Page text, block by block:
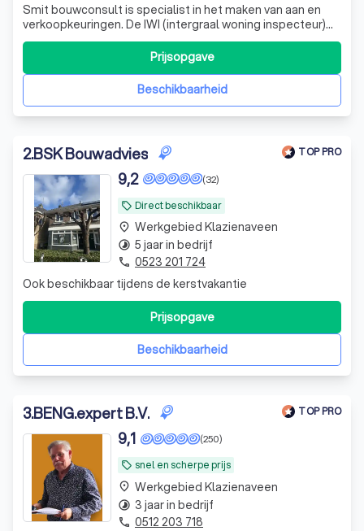
Smit bouwconsult is specialist in het maken van aan en
verkoopkeuringen. De IWI (intergraal woning inspecteur)
neemt de tijd de woning grondig te inspecteren volgens
de landelijke norm NTA8060 en maakt op basis van
feitelijke bevindingen een duidelijk rapport op voor de
opdrachtgever. Verder kunt uBeschikbaarheid
Prijsopgave
2.BSK Bouwadvies TOP PRO
local_offer Direct beschikbaar
(32)
9,2
Ook beschikbaar tijdens de kerstvakantie
Beschikbaarheid
Prijsopgave
place Werkgebied Klazienaveen
timelapse 5 jaar in bedrijf
phone 0523 201 724
3.BENG.expert B.V. TOP PRO
local_offer snel en scherpe prijs
(250)
9,1
place Werkgebied Klazienaveen
timelapse 3 jaar in bedrijf
phone 0512 203 718